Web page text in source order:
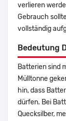
verlieren
Gebrauch
vollständig
Bedeutung
Batterien sind
Mülltonne
hin, dass
dürfen. Bei
Quecksilber,